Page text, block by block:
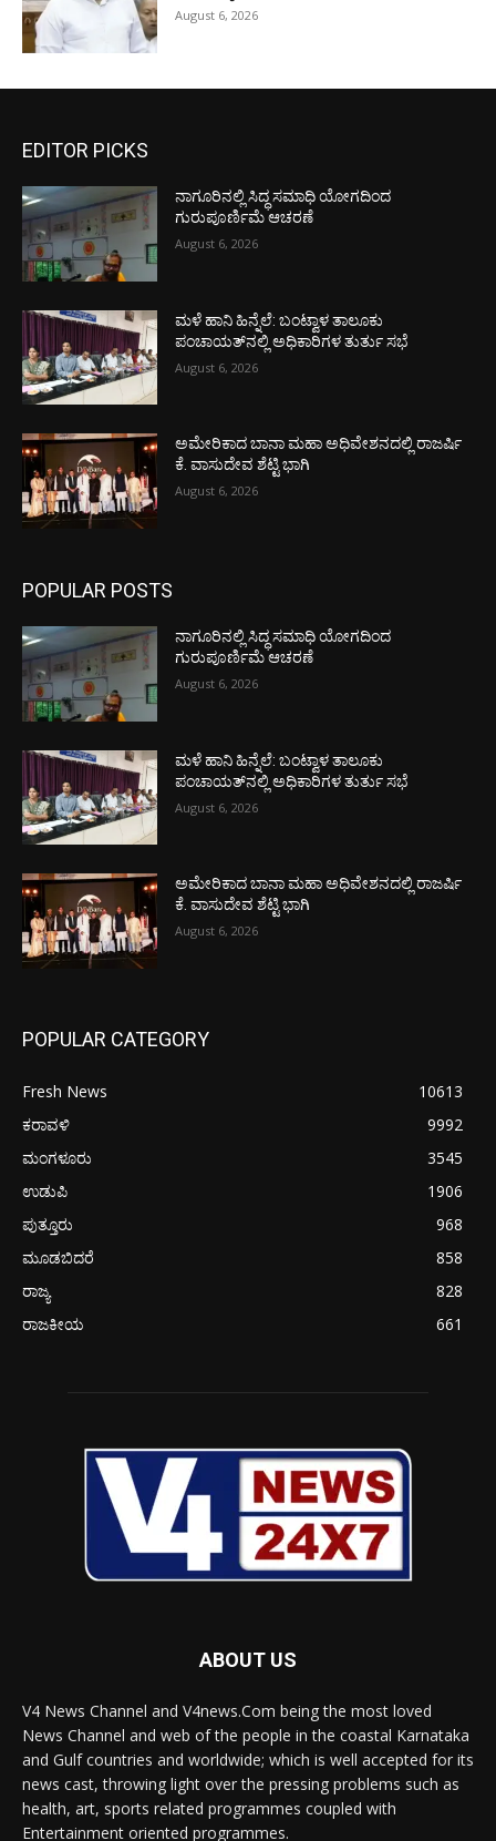
August 6, 2026
EDITOR PICKS
ನಾಗೂರಿನಲ್ಲಿ ಸಿದ್ಧ ಸಮಾಧಿ ಯೋಗದಿಂದ
ಗುರುಪೂರ್ಣಿಮೆ ಆಚರಣೆ
August 6, 2026
ಮಳೆ ಹಾನಿ ಹಿನ್ನೆಲೆ: ಬಂಟ್ವಾಳ ತಾಲೂಕು
ಪಂಚಾಯತ್‌ನಲ್ಲಿ ಅಧಿಕಾರಿಗಳ ತುರ್ತು ಸಭೆ
August 6, 2026
ಅಮೇರಿಕಾದ ಬಾನಾ ಮಹಾ ಅಧಿವೇಶನದಲ್ಲಿ ರಾಜರ್ಷಿ
ಕೆ. ವಾಸುದೇವ ಶೆಟ್ಟಿ ಭಾಗಿ
August 6, 2026
POPULAR POSTS
ನಾಗೂರಿನಲ್ಲಿ ಸಿದ್ಧ ಸಮಾಧಿ ಯೋಗದಿಂದ
ಗುರುಪೂರ್ಣಿಮೆ ಆಚರಣೆ
August 6, 2026
ಮಳೆ ಹಾನಿ ಹಿನ್ನೆಲೆ: ಬಂಟ್ವಾಳ ತಾಲೂಕು
ಪಂಚಾಯತ್‌ನಲ್ಲಿ ಅಧಿಕಾರಿಗಳ ತುರ್ತು ಸಭೆ
August 6, 2026
ಅಮೇರಿಕಾದ ಬಾನಾ ಮಹಾ ಅಧಿವೇಶನದಲ್ಲಿ ರಾಜರ್ಷಿ
ಕೆ. ವಾಸುದೇವ ಶೆಟ್ಟಿ ಭಾಗಿ
August 6, 2026
POPULAR CATEGORY
Fresh News
10613
ಕರಾವಳಿ
9992
ಮಂಗಳೂರು
3545
ಉಡುಪಿ
1906
ಪುತ್ತೂರು
968
ಮೂಡಬಿದರೆ
858
ರಾಜ್ಯ
828
ರಾಜಕೀಯ
661
ABOUT US
V4 News Channel and V4news.Com being the most loved
News Channel and web of the people in the coastal Karnataka
and Gulf countries and worldwide; which is well accepted for its
news cast, throwing light over the pressing problems such as
health, art, sports related programmes coupled with
Entertainment oriented programmes.